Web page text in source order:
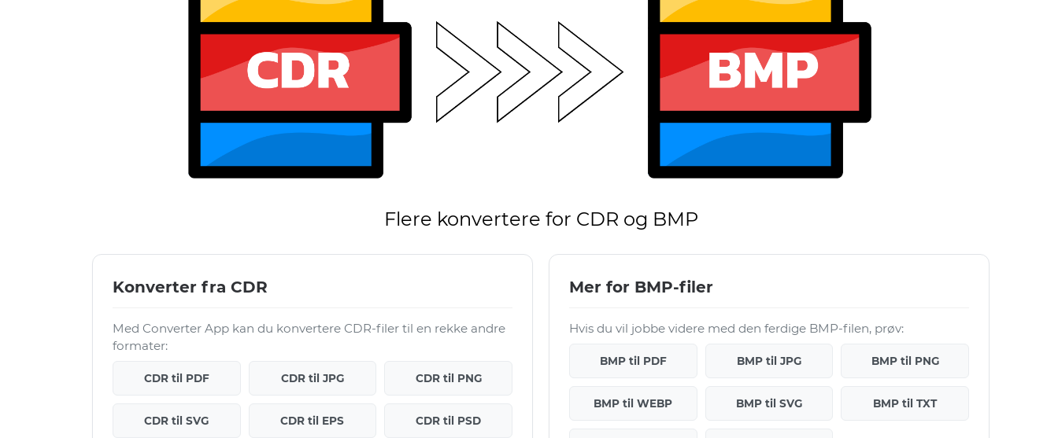
Flere konvertere for CDR og BMP
Konverter fra CDR
Med Converter App kan du konvertere CDR-filer til en rekke andre
formater:
CDR til PDF CDR til JPG CDR til PNG
CDR til SVG CDR til EPS CDR til PSD
Mer for BMP-filer
Hvis du vil jobbe videre med den ferdige BMP-filen, prøv:
BMP til PDF BMP til JPG BMP til PNG
BMP til WEBP BMP til SVG BMP til TXT